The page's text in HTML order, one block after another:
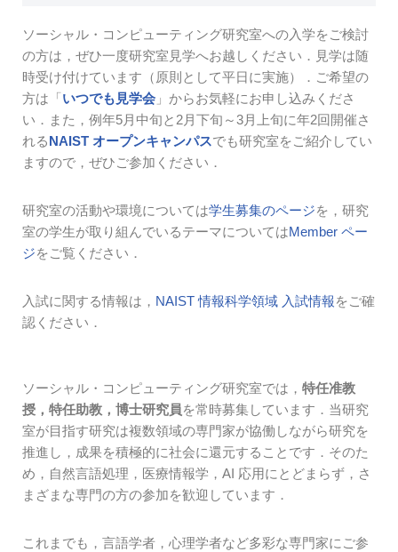
ソーシャル・コンピューティング研究室への入学をご検討
の方は，ぜひ一度研究室見学へお越しください．見学は随
時受け付けています（原則として平日に実施）．ご希望の
方は「いつでも見学会 」からお気軽にお申し込みくださ
い．また，例年5月中旬と2月下旬～3月上旬に年2回開催さ
れるNAIST オープンキャンパスでも研究室をご紹介してい
ますので，ぜひご参加ください．
研究室の活動や環境については学生募集のページを，研究
室の学生が取り組んでいるテーマについてはMember ペー
ジをご覧ください．
入試に関する情報は， NAIST 情報科学領域 入試情報をご確
認ください．
ソーシャル・コンピューティング研究室では， 特任准教
授，特任助教，博士研究員を常時募集しています．当研究
室が目指す研究は複数領域の専門家が協働しながら研究を
推進し，成果を積極的に社会に還元することです．そのた
め，自然言語処理，医療情報学，AI 応用にとどまらず，さ
まざまな専門の方の参加を歓迎しています．
これまでも，言語学者，心理学者など多彩な専門家にご参